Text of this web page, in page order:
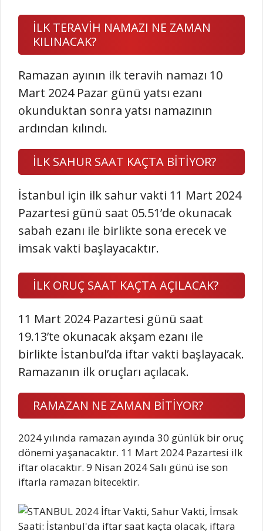
İLK TERAVİH NAMAZI NE ZAMAN
KILINACAK?
Ramazan ayının ilk teravih namazı 10
Mart 2024 Pazar günü yatsı ezanı
okunduktan sonra yatsı namazının
ardından kılındı.
İLK SAHUR SAAT KAÇTA BİTİYOR?
İstanbul için ilk sahur vakti 11 Mart 2024
Pazartesi günü saat 05.51’de okunacak
sabah ezanı ile birlikte sona erecek ve
imsak vakti başlayacaktır.
İLK ORUÇ SAAT KAÇTA AÇILACAK?
11 Mart 2024 Pazartesi günü saat
19.13’te okunacak akşam ezanı ile
birlikte İstanbul’da iftar vakti başlayacak.
Ramazanın ilk oruçları açılacak.
RAMAZAN NE ZAMAN BİTİYOR?
2024 yılında ramazan ayında 30 günlük bir oruç
dönemi yaşanacaktır. 11 Mart 2024 Pazartesi ilk
iftar olacaktır. 9 Nisan 2024 Salı günü ise son
iftarla ramazan bitecektir.